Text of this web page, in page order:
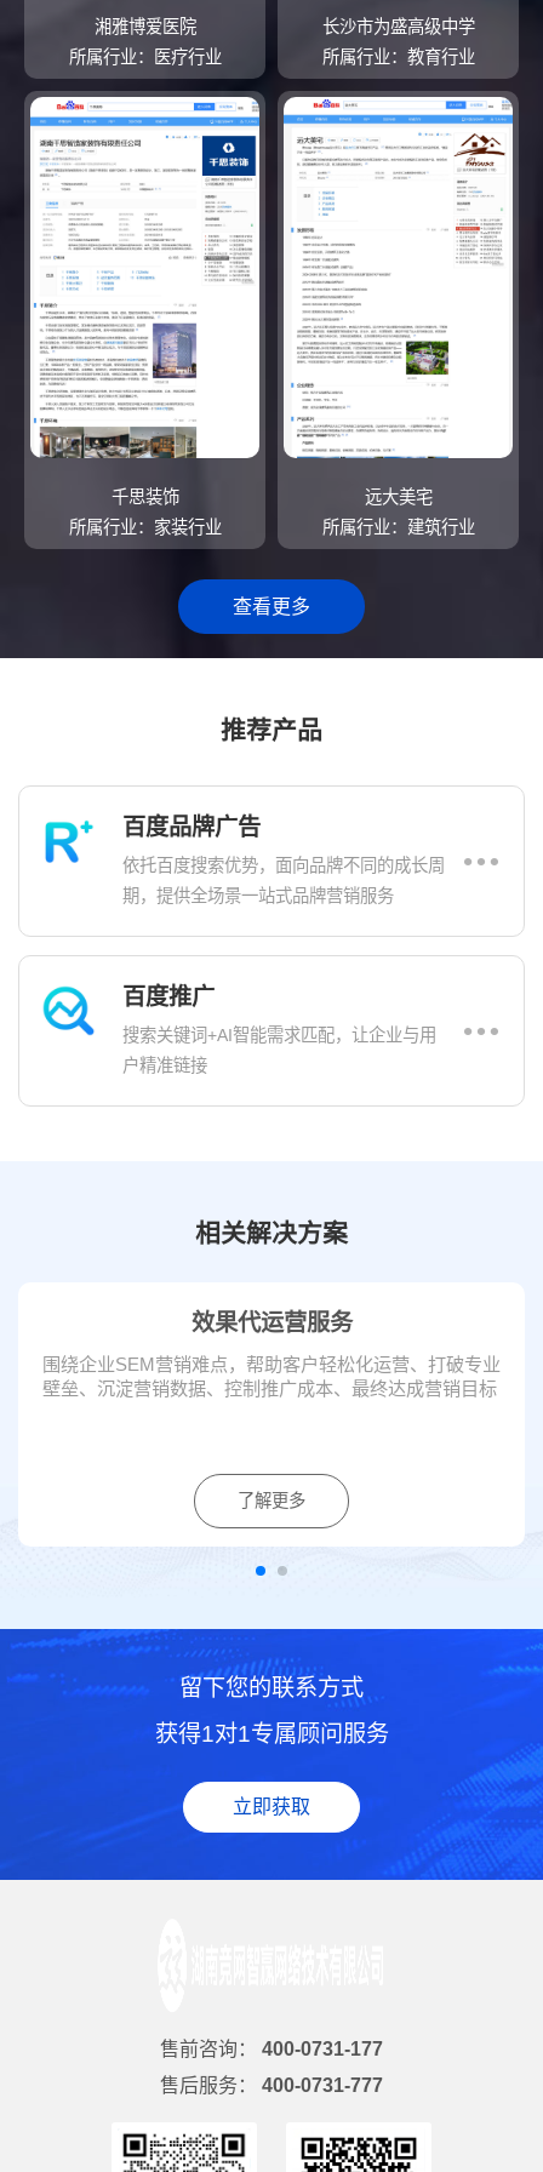
湘雅博爱医院
所属行业：医疗行业
长沙市为盛高级中学
所属行业：教育行业
千思装饰
所属行业：家装行业
远大美宅
所属行业：建筑行业
查看更多
推荐产品
百度品牌广告
依托百度搜索优势，面向品牌不同的成长周
期，提供全场景一站式品牌营销服务
百度推广
搜索关键词+AI智能需求匹配，让企业与用
户精准链接
相关解决方案
效果代运营服务
围绕企业SEM营销难点，帮助客户轻松化运营、打破专业
壁垒、沉淀营销数据、控制推广成本、最终达成营销目标
了解更多
留下您的联系方式
获得1对1专属顾问服务
立即获取
售前咨询：
400-0731-177
售后服务：
400-0731-777